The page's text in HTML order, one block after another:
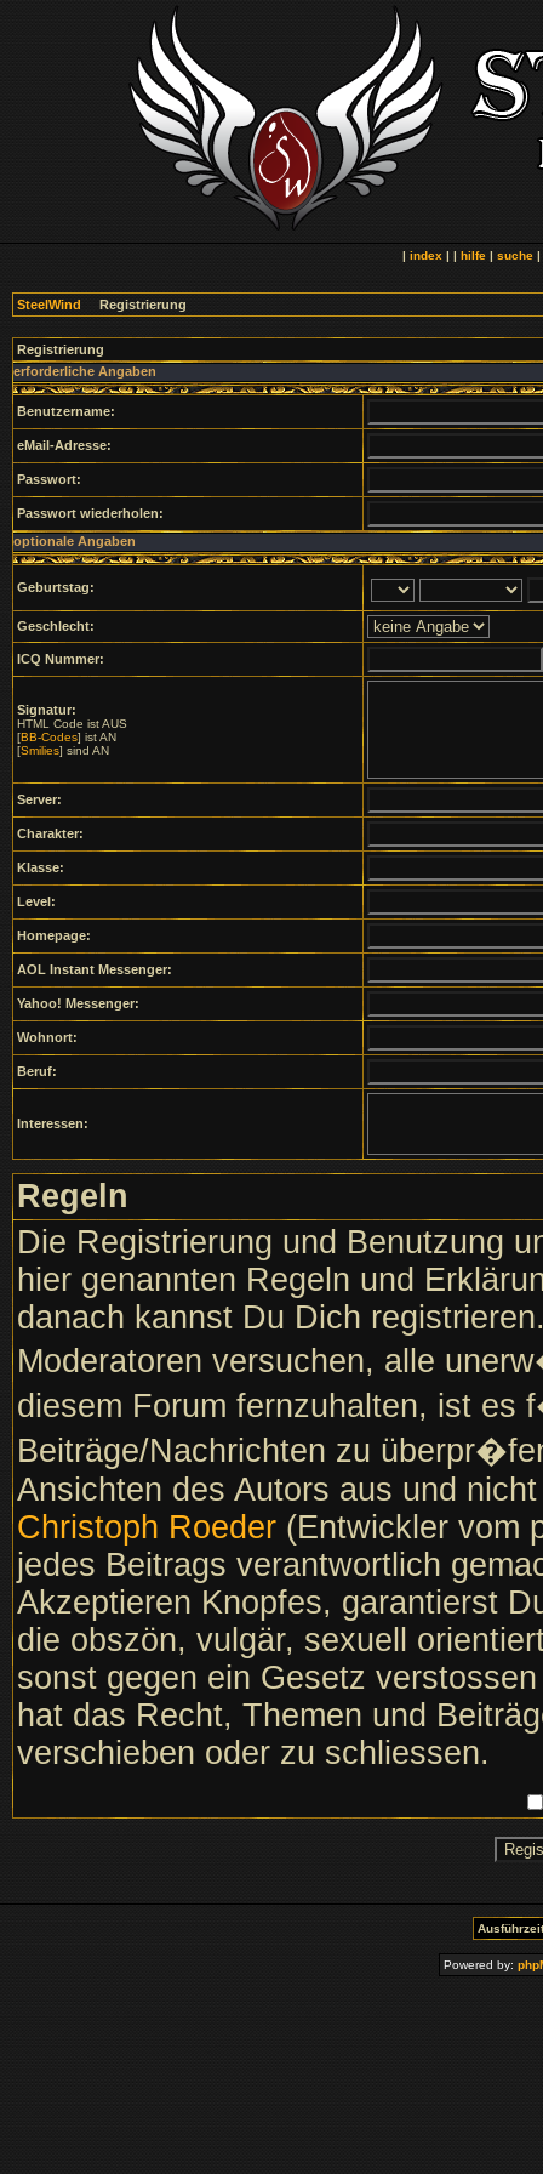
|index | |hilfe |suche
SteelWind Registrierung
Registrierung
erforderliche Angaben
Benutzername:
eMail-Adresse:
Passwort:
Passwort wiederholen:
optionale Angaben
Geburtstag:
Geschlecht:
ICQ Nummer:
Signatur:
HTML Code ist AUS
[BB-Codes] ist AN
[Smilies] sind AN
Server:
Charakter:
Klasse:
Level:
Homepage:
AOL Instant Messenger:
Yahoo! Messenger:
Wohnort:
Beruf:
Interessen:
Regeln
Die Registrierung und Benutzung
hier genannten Regeln und
danach kannst Du Dich
Moderatoren versuchen, alle
diesem Forum fernzuhalten, ist es
Beiträge/Nachrichten zu
Ansichten des Autors aus und
Christoph Roeder (Entwickler vom
jedes Beitrags verantwortlich
Akzeptieren Knopfes, garantierst
die obszön, vulgär, sexuell
sonst gegen ein Gesetz
hat das Recht, Themen und
verschieben oder zu schliessen.
Powered by: